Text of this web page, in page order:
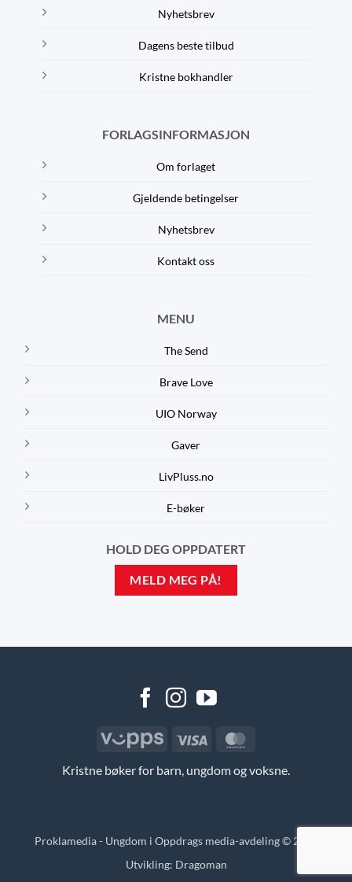
Nyhetsbrev
Dagens beste tilbud
Kristne bokhandler
FORLAGSINFORMASJON
Om forlaget
Gjeldende betingelser
Nyhetsbrev
Kontakt oss
MENU
The Send
Brave Love
UIO Norway
Gaver
LivPluss.no
E-bøker
HOLD DEG OPPDATERT
MELD MEG PÅ!
Kristne bøker for barn, ungdom og voksne.
Vipps Visa
Proklamedia - Ungdom i Oppdrags media-avdeling © 2026
Utvikling: Dragoman